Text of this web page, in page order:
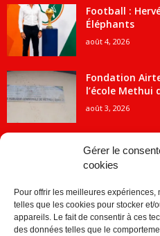
Gérer le
cookies
Pour offrir les meilleures
telles que les cookies pour stocker et/
appareils. Le fait de consentir à ces
des données telles que le
Football :
Éléphants
août 4, 2026
Fondation
l’école Methui
août 3, 2026
ACTUALITES
Economie